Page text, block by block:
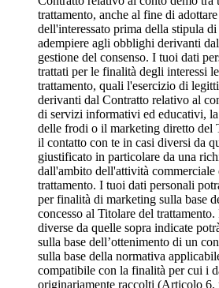
trattamento, anche al fine di
dell'interessato prima della stipula
adempiere agli obblighi derivanti
gestione del consenso. I tuoi dati
trattati per le finalità degli interessi
trattamento, quali l'esercizio di
derivanti dal Contratto relativo al
di servizi informativi ed educativi,
delle frodi o il marketing diretto del
il contatto con te in casi diversi da
giustificato in particolare da una
dall'ambito dell'attività commerciale
trattamento. I tuoi dati personali
per finalità di marketing sulla base
concesso al Titolare del
diverse da quelle sopra indicate
sulla base dell’ottenimento di un
sulla base della normativa
compatibile con la finalità per cui i
originariamente raccolti (Articolo 6,